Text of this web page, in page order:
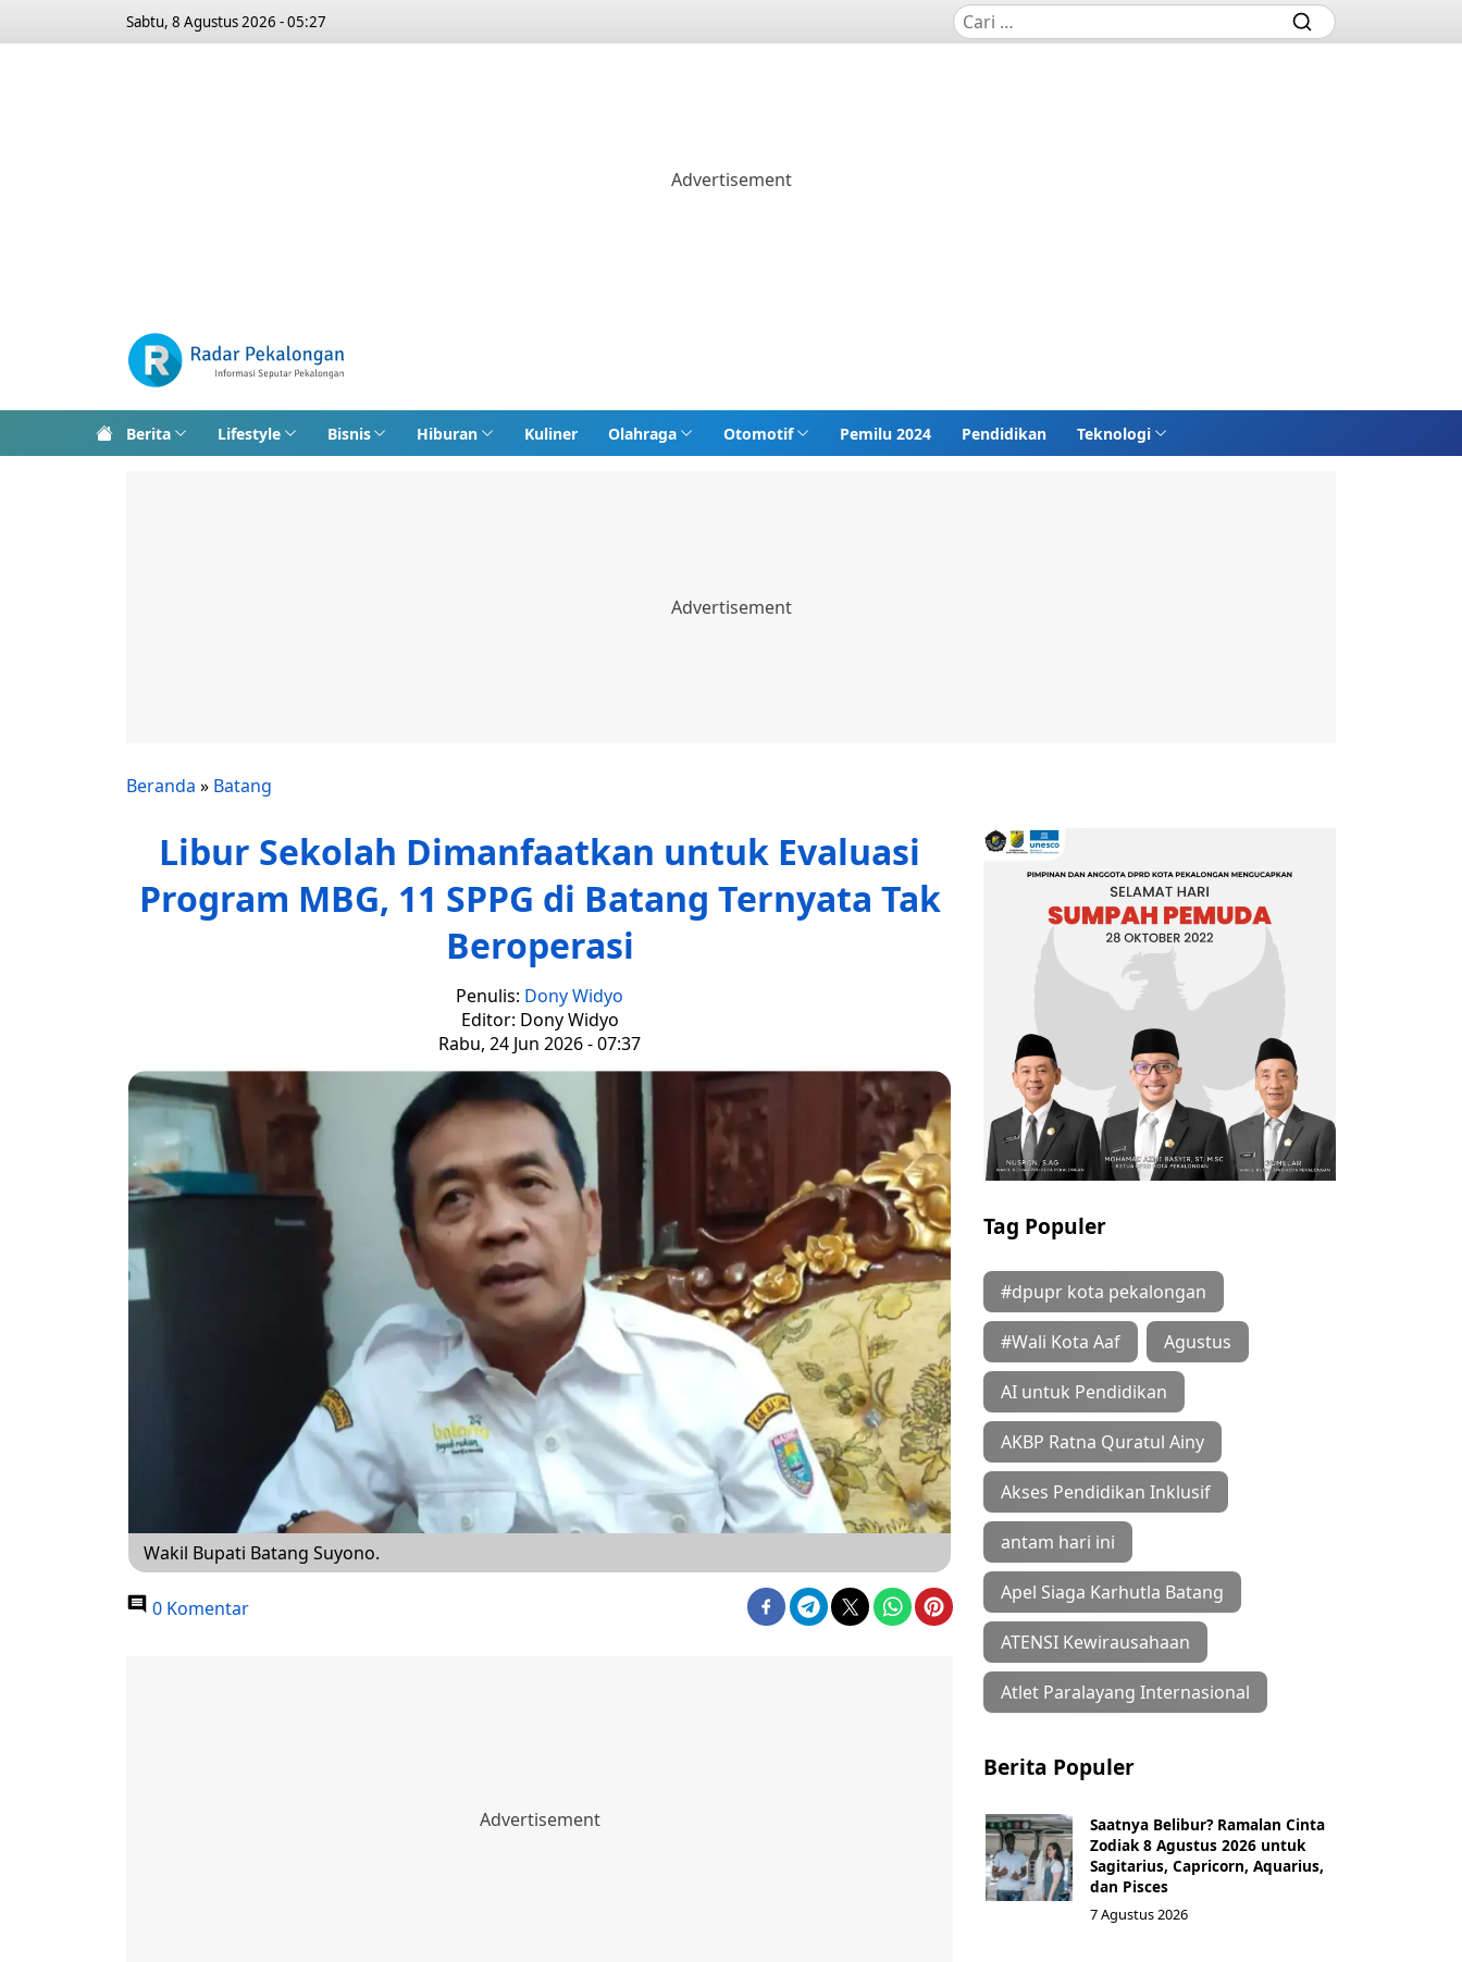
Sabtu, 8 Agustus 2026 - 05:27
Berita Lifestyle Bisnis Hiburan Kuliner Olahraga Otomotif Pemilu 2024 Pendidikan Teknologi
Beranda » Batang
Libur Sekolah Dimanfaatkan untuk Evaluasi
Program MBG, 11 SPPG di Batang Ternyata Tak
Beroperasi
Penulis: Dony Widyo
Editor: Dony Widyo
Rabu, 24 Jun 2026 - 07:37
Wakil Bupati Batang Suyono.
0 Komentar
Tag Populer
#dpupr kota pekalongan
#Wali Kota Aaf Agustus
AI untuk Pendidikan
AKBP Ratna Quratul Ainy
Akses Pendidikan Inklusif
antam hari ini
Apel Siaga Karhutla Batang
ATENSI Kewirausahaan
Atlet Paralayang Internasional
Berita Populer
Saatnya Belibur? Ramalan Cinta
Zodiak 8 Agustus 2026 untuk
Sagitarius, Capricorn, Aquarius,
dan Pisces
7 Agustus 2026